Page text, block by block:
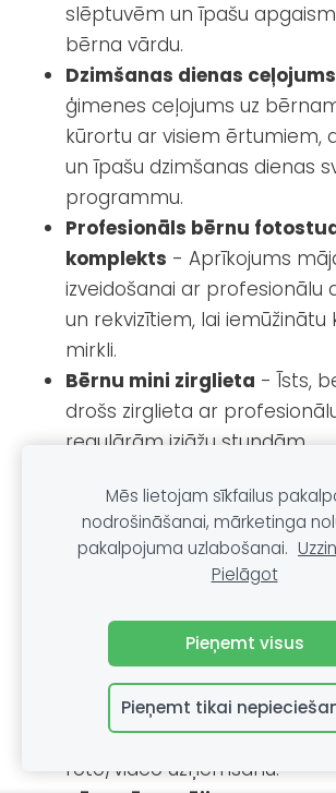
slēptuvēm un īpašu
bērna vārdu.
Dzimšanas dienas ceļojums
ģimenes ceļojums uz
kūrortu ar visiem ērtumiem,
un īpašu dzimšanas dienas
programmu.
Profesionāls bērnu
komplekts - Aprīkojums
izveidošanai ar profesionālu
un rekvizītiem, lai iemūžinātu
mirkli.
Bērnu mini zirglieta - Īsts,
drošs zirglieta ar
regulārām izjāžu stundām.
uzkrājumu fonds ar
kas divgadniekam būs
sasniedzot 18 gadu vecumu.
Dāvanas 300-1000€
Dzimšanas dienas ballītes
- Pilna ballītes organizēšana
animatoriem, dekorācijām,
foto/video uzņemšanu.
Mēs lietojam sīkfailus
nodrošināšanai, mārketinga
pakalpojuma uzlabošanai.
Pielāgot
Pieņemt visus
Pieņemt tikai